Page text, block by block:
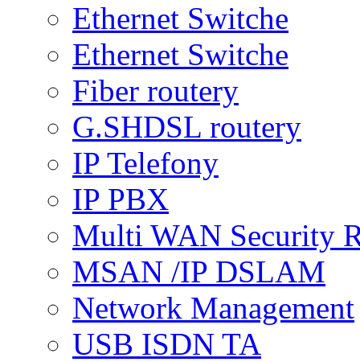
Ethernet Switche
Ethernet Switche
Fiber routery
G.SHDSL routery
IP Telefony
IP PBX
Multi WAN Security
MSAN /IP DSLAM
Network Management
USB ISDN TA